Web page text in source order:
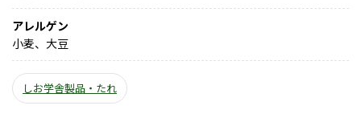
アレルゲン
小麦、大豆
しお学舎製品・たれ